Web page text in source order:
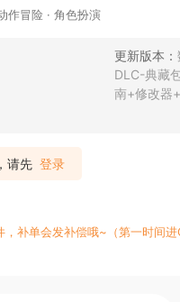
作冒险 · 角色扮演
更新版本：
DLC-典藏
南+修改器
请先 登录
补单会发补偿哦~（第一时间进